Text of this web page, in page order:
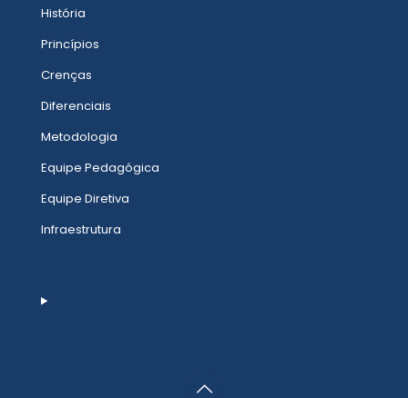
História
Princípios
Crenças
Diferenciais
Metodologia
Equipe Pedagógica
Equipe Diretiva
Infraestrutura